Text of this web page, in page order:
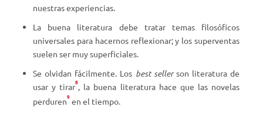
nuestras experiencias.
La buena literatura debe tratar temas filosóficos
universales para hacernos reflexionar; y los superventas
suelen ser muy superficiales.
Se olvidan fácilmente. Los best sellerson literatura de
usar y tirar8
, la buena literatura hace que las novelas
perduren9 en el tiempo.